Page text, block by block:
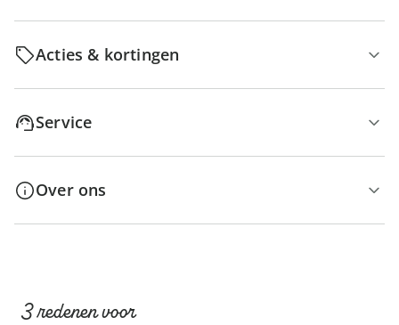
Acties & kortingen
Service
Over ons
3 redenen voor